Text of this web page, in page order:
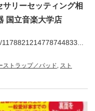
リーセッティング相
国立音楽大学店
ストラップ／パッド, スト